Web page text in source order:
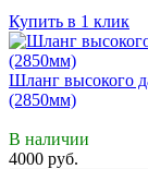
Купить в 1 клик
Шланг высокого
(2850мм)
В наличии
4000 руб.